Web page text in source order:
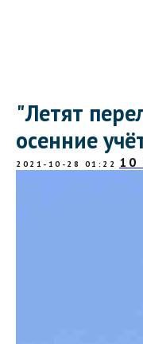
"Летят
осенние
2021-10-28 01:22 10